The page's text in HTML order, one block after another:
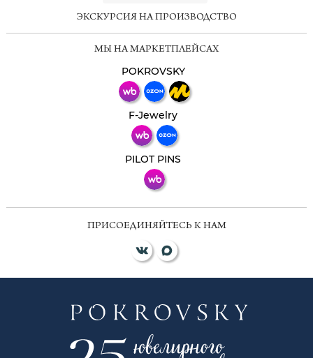
ЭКСКУРСИЯ НА ПРОИЗВОДСТВО
МЫ НА МАРКЕТПЛЕЙСАХ
POKROVSKY
F-Jewelry
PILOT PINS
ПРИСОЕДИНЯЙТЕСЬ К НАМ